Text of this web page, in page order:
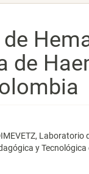
de
Laboratorio
y Tecnológica